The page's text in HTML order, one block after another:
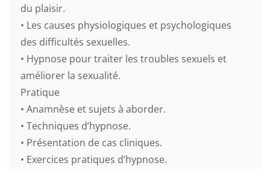
du plaisir.
• Les causes physiologiques et psychologiques
des difficultés sexuelles.
• Hypnose pour traiter les troubles sexuels et
améliorer la sexualité.
Pratique
• Anamnèse et sujets à aborder.
• Techniques d’hypnose.
• Présentation de cas cliniques.
• Exercices pratiques d’hypnose.